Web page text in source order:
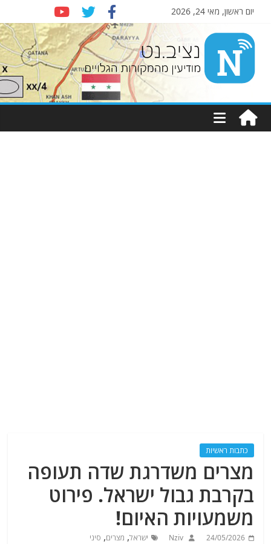
יום ראשון, מאי 24, 2026
Nziv.net
מודיעין
מהמקורות
כתבות ראשיות
מצרים משדרגת שדה תעופה
בקרבת גבול ישראל. פירוט
משמעויות האיום!
24/05/2026
Nziv ישראל, מצרים, סיני